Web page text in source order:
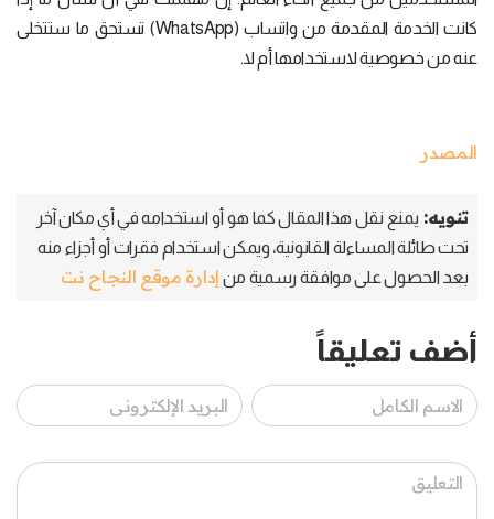
كانت الخدمة المقدمة من واتساب (WhatsApp) تستحق ما ستتخلى
عنه من خصوصية لاستخدامها أم لا.
المصدر
تنويه: يمنع نقل هذا المقال كما هو أو استخدامه في أي مكان آخر
تحت طائلة المساءلة القانونية، ويمكن استخدام فقرات أو أجزاء منه
بعد الحصول على موافقة رسمية من إدارة موقع النجاح نت
أضف تعليقاً